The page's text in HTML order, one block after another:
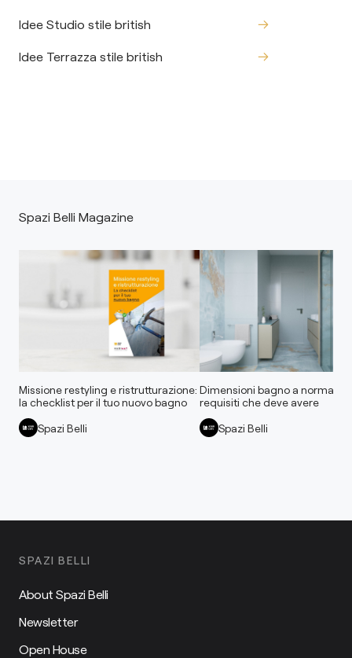
Idee Studio stile british
Idee Terrazza stile british
Spazi Belli Magazine
Missione restyling e ristrutturazione:
la checklist per il tuo nuovo bagno
Spazi Belli
Dimensioni bagno a norma:
requisiti che deve avere
Spazi Belli
SPAZI BELLI
About Spazi Belli
Newsletter
Open House